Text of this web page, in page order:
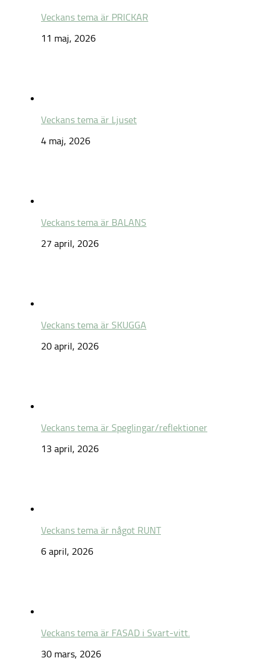
Veckans tema är PRICKAR
11 maj, 2026
Veckans tema är Ljuset
4 maj, 2026
Veckans tema är BALANS
27 april, 2026
Veckans tema är SKUGGA
20 april, 2026
Veckans tema är Speglingar/reflektioner
13 april, 2026
Veckans tema är något RUNT
6 april, 2026
Veckans tema är FASAD i Svart-vitt.
30 mars, 2026